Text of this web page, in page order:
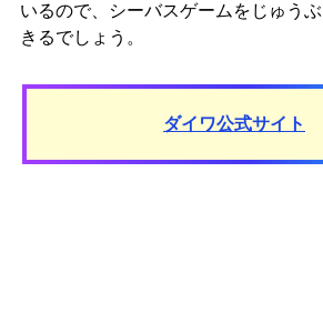
いるので、シーバスゲームをじゅう
きるでしょう。
ダイワ公式サイト